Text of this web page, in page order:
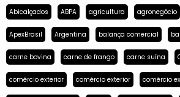
Abicalçados ABPA agricultura agronegócio
ApexBrasil Argentina balança comercial
carne bovina carne de frango carne suína
comércio exterior comércio exterior comércio